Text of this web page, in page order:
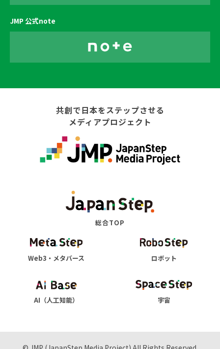
JMP 公式note
共創で日本をステップさせる
メディアプロジェクト
総合TOP
Web3・メタバース ロボット
AI（人工知能） 宇宙